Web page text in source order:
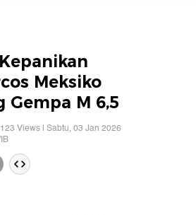
Meksiko
Gempa M 6,5
Views | Sabtu, 03 Jan 2026